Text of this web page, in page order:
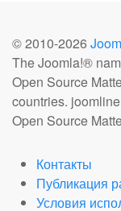
© 2010-2026
The Joomla!®
Open Source
countries.
Open Source
Контакты
Публикация
Условия